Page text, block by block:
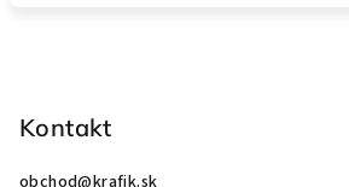
Kontakt